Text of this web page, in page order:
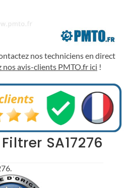
nos techniciens en direct
nos avis-clients PMTO.fr ici !
SA17276